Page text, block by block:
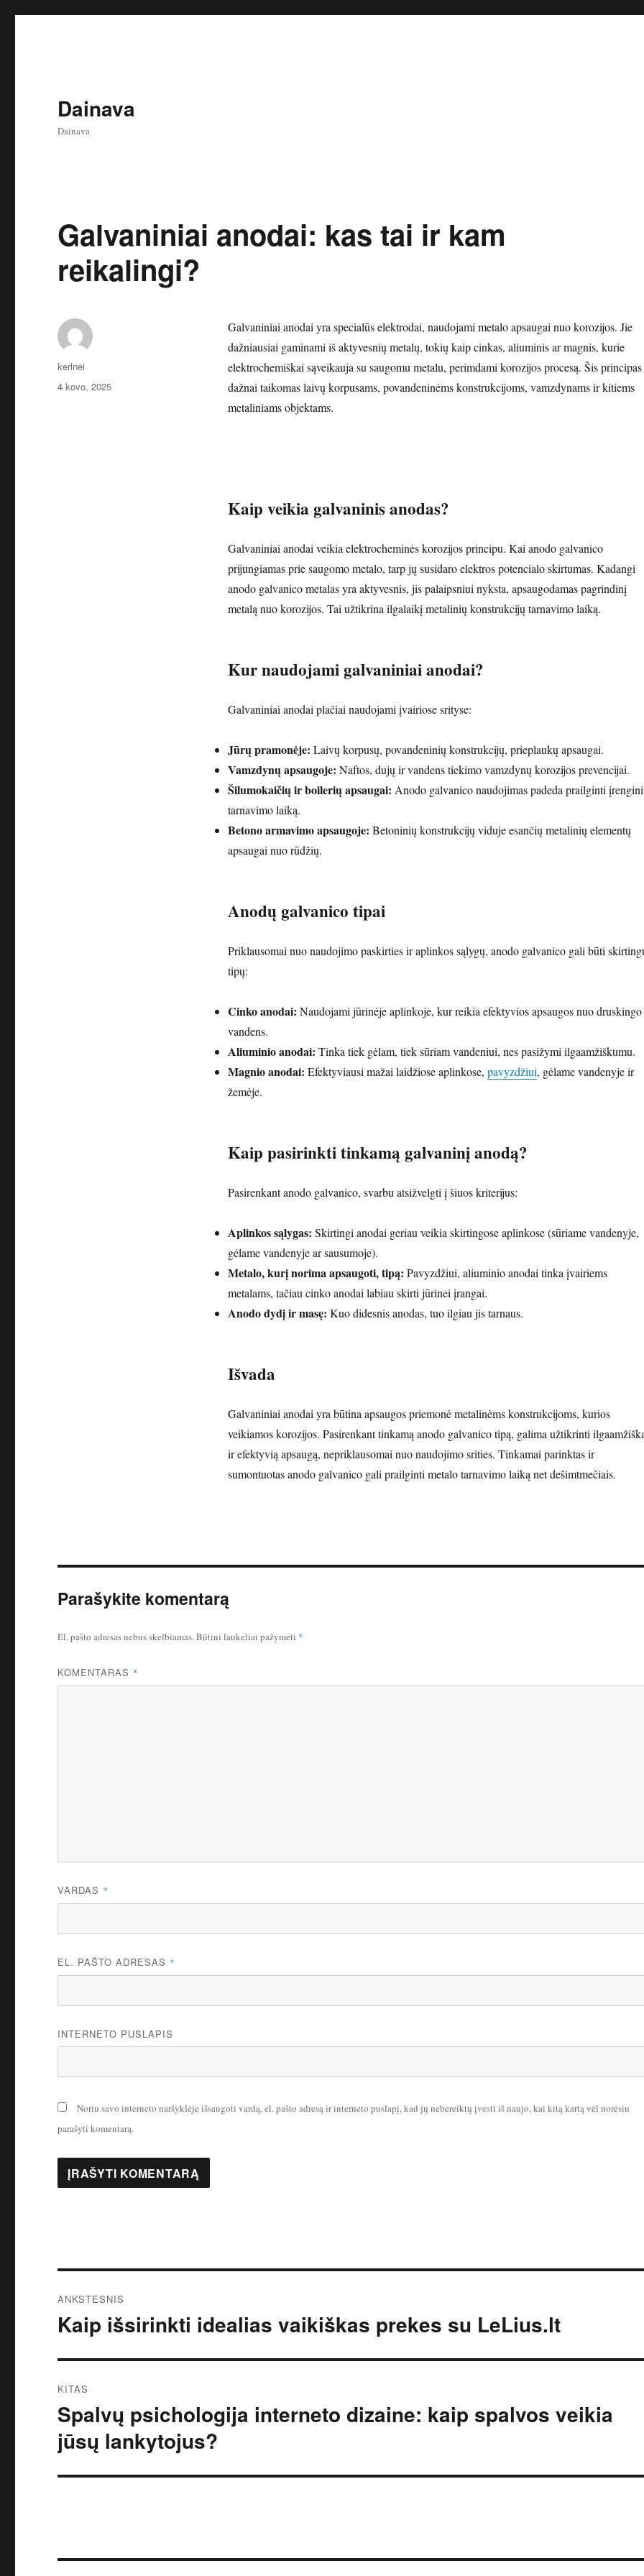
Dainava
Dainava
Galvaniniai anodai: kas tai ir kam
reikalingi?
Galvaniniai anodai yra specialūs elektrodai, naudojami metalo apsaugai nuo korozijos. Jie
dažniausiai gaminami iš aktyvesnių metalų, tokių kaip cinkas, aliuminis ar magnis, kurie
elektrochemiškai sąveikauja su saugomu metalu, perimdami korozijos procesą. Šis principas
dažnai taikomas laivų korpusams, povandeninėms konstrukcijoms, vamzdynams ir kitiems
metaliniams objektams.
Kaip veikia galvaninis anodas?
Galvaniniai anodai veikia elektrocheminės korozijos principu. Kai anodo galvanico
prijungiamas prie saugomo metalo, tarp jų susidaro elektros potencialo skirtumas. Kadangi
anodo galvanico metalas yra aktyvesnis, jis palaipsniui nyksta, apsaugodamas pagrindinį
metalą nuo korozijos. Tai užtikrina ilgalaikį metalinių konstrukcijų tarnavimo laiką.
Kur naudojami galvaniniai anodai?
Galvaniniai anodai plačiai naudojami įvairiose srityse:
Jūrų pramonėje: Laivų korpusų, povandeninių konstrukcijų, prieplaukų apsaugai.
Vamzdynų apsaugoje: Naftos, dujų ir vandens tiekimo vamzdynų korozijos prevencijai.
Šilumokaičių ir boilerių apsaugai: Anodo galvanico naudojimas padeda prailginti
tarnavimo laiką.
Betono armavimo apsaugoje: Betoninių konstrukcijų viduje esančių metalinių elementų
apsaugai nuo rūdžių.
Anodų galvanico tipai
Priklausomai nuo naudojimo paskirties ir aplinkos sąlygų, anodo galvanico gali būti
tipų:
Cinko anodai: Naudojami jūrinėje aplinkoje, kur reikia efektyvios apsaugos nuo druskingo
vandens.
Aliuminio anodai: Tinka tiek gėlam, tiek sūriam vandeniui, nes pasižymi ilgaamžiškumu.
Magnio anodai: Efektyviausi mažai laidžiose aplinkose, pavyzdžiui, gėlame vandenyje ir
žemėje.
Kaip pasirinkti tinkamą galvaninį anodą?
Pasirenkant anodo galvanico, svarbu atsižvelgti į šiuos kriterijus:
Aplinkos sąlygas: Skirtingi anodai geriau veikia skirtingose aplinkose (sūriame vandenyje,
gėlame vandenyje ar sausumoje).
Metalo, kurį norima apsaugoti, tipą: Pavyzdžiui, aliuminio anodai tinka įvairiems
metalams, tačiau cinko anodai labiau skirti jūrinei įrangai.
Anodo dydį ir masę: Kuo didesnis anodas, tuo ilgiau jis tarnaus.
Išvada
Galvaniniai anodai yra būtina apsaugos priemonė metalinėms konstrukcijoms, kurios
veikiamos korozijos. Pasirenkant tinkamą anodo galvanico tipą, galima užtikrinti
ir efektyvią apsaugą, nepriklausomai nuo naudojimo srities. Tinkamai parinktas ir
sumontuotas anodo galvanico gali prailginti metalo tarnavimo laiką net dešimtmečiais.
Autorius
kerlnei
Paskelbta
4 kovo, 2025
Parašykite komentarą
El. pašto adresas nebus skelbiamas.Būtini laukeliai pažymėti *
KOMENTARAS *
VARDAS *
EL. PAŠTO ADRESAS *
INTERNETO PUSLAPIS
Noriu savo interneto naršyklėje išsaugoti vardą, el. pašto adresą ir interneto puslapį, kad jų nebereiktų įvesti iš naujo, kai kitą kartą vėl norėsiu
parašyti komentarą.
tarp
ANKSTESNIS
Ankstesnis
įrašas:
Kaip išsirinkti idealias vaikiškas prekes su LeLius.lt
KITAS
Kitas
įrašas:
Spalvų psichologija interneto dizaine: kaip spalvos veikia
jūsų lankytojus?